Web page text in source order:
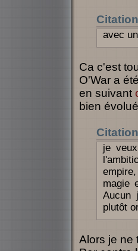
Citation
avec
Ca c'est
O'War a
en suivant
bien
Citation
je
magie
Aucun
plutôt
Alors je ne